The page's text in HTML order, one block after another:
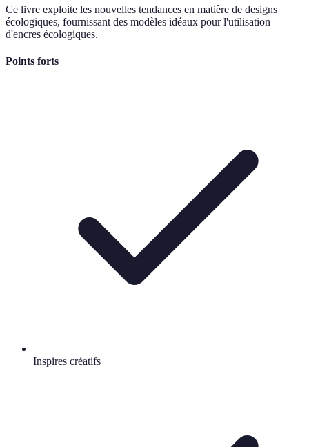
Ce livre exploite les nouvelles tendances en matière de designs
écologiques, fournissant des modèles idéaux pour l'utilisation
d'encres écologiques.
Points forts
Inspires créatifs